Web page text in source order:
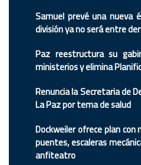
Samuel prevé una nueva
división ya no será entre
Paz reestructura su
ministerios y elimina
Renuncia la Secretaria de
La Paz por tema de salud
Dockweiler ofrece plan con
puentes, escaleras
anfiteatro